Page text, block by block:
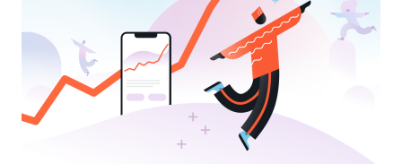
Compte joint
Yuh 14+